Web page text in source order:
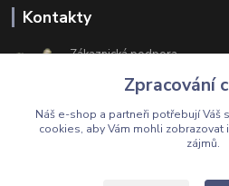
Kontakty
Zákaznická podpora
+420 603 174 975
Po-Čt, 8-16 hod. Pá 8-14 hod.
Zpracování
Náš e-shop a partneři potřebují Váš
cookies, aby Vám mohli zobrazovat
zájmů.